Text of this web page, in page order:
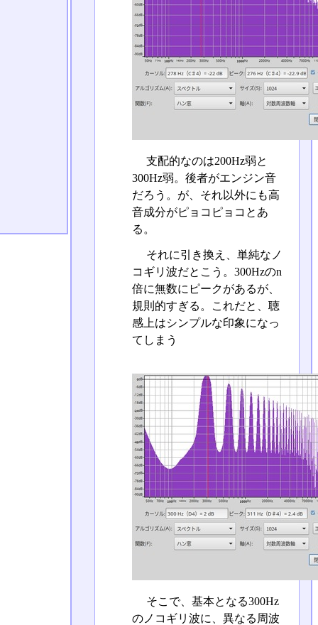
支配的なのは200Hz弱と
300Hz弱。後者がエンジン音
だろう。が、それ以外にも高
音成分がピョコピョコとあ
る。
それに引き換え、単純なノ
コギリ波だとこう。300Hzのn
倍に無数にピークがあるが、
規則的すぎる。これだと、聴
感上はシンプルな印象になっ
てしまう
そこで、基本となる300Hz
のノコギリ波に、異なる周波